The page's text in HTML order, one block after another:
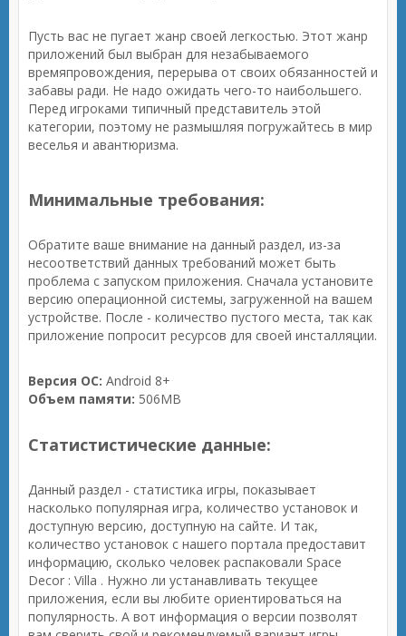
Пусть вас не пугает жанр своей легкостью. Этот жанр
приложений был выбран для незабываемого
времяпровождения, перерыва от своих обязанностей и
забавы ради. Не надо ожидать чего-то наибольшего.
Перед игроками типичный представитель этой
категории, поэтому не размышляя погружайтесь в мир
веселья и авантюризма.
Минимальные требования:
Обратите ваше внимание на данный раздел, из-за
несоответствий данных требований может быть
проблема с запуском приложения. Сначала установите
версию операционной системы, загруженной на вашем
устройстве. После - количество пустого места, так как
приложение попросит ресурсов для своей инсталляции.
Версия ОС: Android 8+
Объем памяти: 506MB
Статистистические данные:
Данный раздел - статистика игры, показывает
насколько популярная игра, количество установок и
доступную версию, доступную на сайте. И так,
количество установок с нашего портала предоставит
информацию, сколько человек распаковали Space
Decor : Villa . Нужно ли устанавливать текущее
приложения, если вы любите ориентироваться на
популярность. А вот информация о версии позволят